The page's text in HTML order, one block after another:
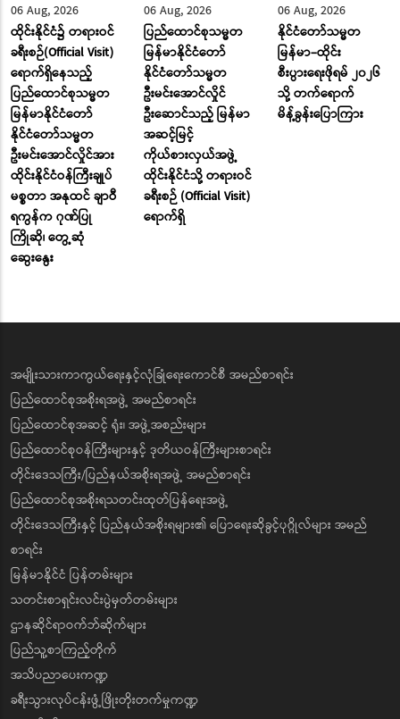
06 Aug, 2026
ထိုင်းနိုင်ငံ၌ တရားဝင်
ခရီးစဉ်(Official Visit)
ရောက်ရှိနေသည့်
ပြည်ထောင်စုသမ္မတ
မြန်မာနိုင်ငံတော်
နိုင်ငံတော်သမ္မတ
ဦးမင်းအောင်လှိုင်အား
ထိုင်းနိုင်ငံဝန်ကြီးချုပ်
မစ္စတာ အနုထင် ချာဝီ
ရကွန်က ဂုဏ်ပြု
ကြိုဆို၊ တွေ့ဆုံ
ဆွေးနွေး
06 Aug, 2026
ပြည်ထောင်စုသမ္မတ
မြန်မာနိုင်ငံတော်
နိုင်ငံတော်သမ္မတ
ဦးမင်းအောင်လှိုင်
ဦးဆောင်သည့် မြန်မာ
အဆင့်မြင့်
ကိုယ်စားလှယ်အဖွဲ့
ထိုင်းနိုင်ငံသို့ တရားဝင်
ခရီးစဉ် (Official Visit)
ရောက်ရှိ
06 Aug, 2026
နိုင်ငံတော်သမ္မတ
မြန်မာ–ထိုင်း
စီးပွားရေးဖိုရမ် ၂၀၂၆
သို့ တက်ရောက်
မိန့်ခွန်းပြောကြား
အမျိုးသားကာကွယ်ရေးနှင့်လုံခြုံရေးကောင်စီ အမည်စာရင်း
ပြည်ထောင်စုအစိုးရအဖွဲ့ အမည်စာရင်း
ပြည်ထောင်စုအဆင့် ရုံး၊ အဖွဲ့အစည်းများ
ပြည်ထောင်စုဝန်ကြီးများနှင့် ဒုတိယဝန်ကြီးများစာရင်း
တိုင်းဒေသကြီး/ပြည်နယ်အစိုးရအဖွဲ့ အမည်စာရင်း
ပြည်ထောင်စုအစိုးရသတင်းထုတ်ပြန်ရေးအဖွဲ့
တိုင်းဒေသကြီးနှင့် ပြည်နယ်အစိုးရများ၏ ပြောရေးဆိုခွင့်ပုဂ္ဂိုလ်များ အမည်
စာရင်း
မြန်မာနိုင်ငံ ပြန်တမ်းများ
သတင်းစာရှင်းလင်းပွဲမှတ်တမ်းများ
ဌာနဆိုင်ရာဝက်ဘ်ဆိုက်များ
ပြည်သူ့စာကြည့်တိုက်
အသိပညာပေးကဏ္ဍ
ခရီးသွားလုပ်ငန်းဖွံ့ဖြိုးတိုးတက်မှုကဏ္ဍ